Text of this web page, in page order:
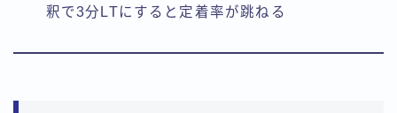
釈で3分LTにすると定着率が跳ねる